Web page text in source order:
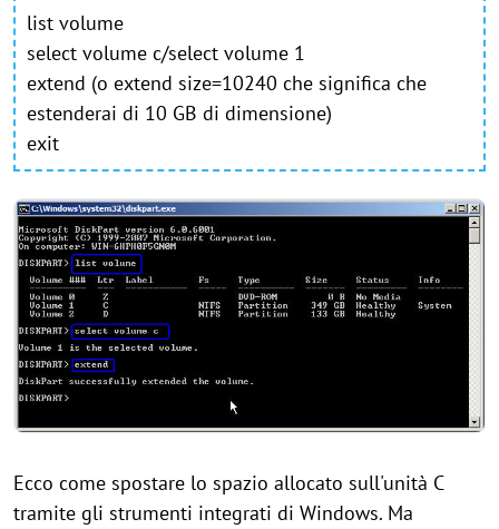
list volume
select volume c/select volume 1
extend (o extend size=10240 che significa che
estenderai di 10 GB di dimensione)
exit
Ecco come spostare lo spazio allocato sull'unità C
tramite gli strumenti integrati di Windows. Ma